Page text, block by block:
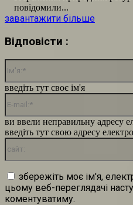
повідомили...
завантажити більше
Відповісти :
введіть тут своє ім'я
ви ввели неправильну адресу
введіть тут свою адресу
збережіть моє ім'я,
цьому веб-переглядачі
коментуватиму.